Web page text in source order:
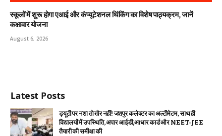
स्कूलों में शुरू होगा एआई और कंप्यूटेशनल थिंकिंग का विशेष पाठ्यक्रम, जानें
कक्षावार योजना
August 6, 2026
Latest Posts
ड्यूटी पर नशा तो खैर नहीं! जशपुर कलेक्टर का अल्टीमेटम, साथ ही
विद्यालयों में उपस्थिति, अपार आईडी,आधार कार्ड और NEET-JEE
तैयारी की समीक्षा की